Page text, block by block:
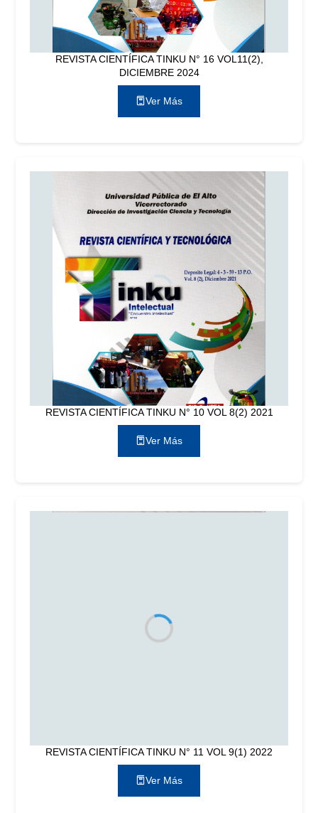
REVISTA CIENTÍFICA TINKU N° 16 VOL11(2),
DICIEMBRE 2024
Ver Más
REVISTA CIENTÍFICA TINKU N° 10 VOL 8(2) 2021
Ver Más
REVISTA CIENTÍFICA TINKU N° 11 VOL 9(1) 2022
Ver Más